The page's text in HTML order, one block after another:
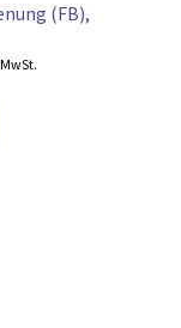
(FB),
€.